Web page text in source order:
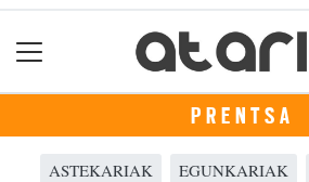
PRENTSA
ASTEKARIAK EGUNKARIAK